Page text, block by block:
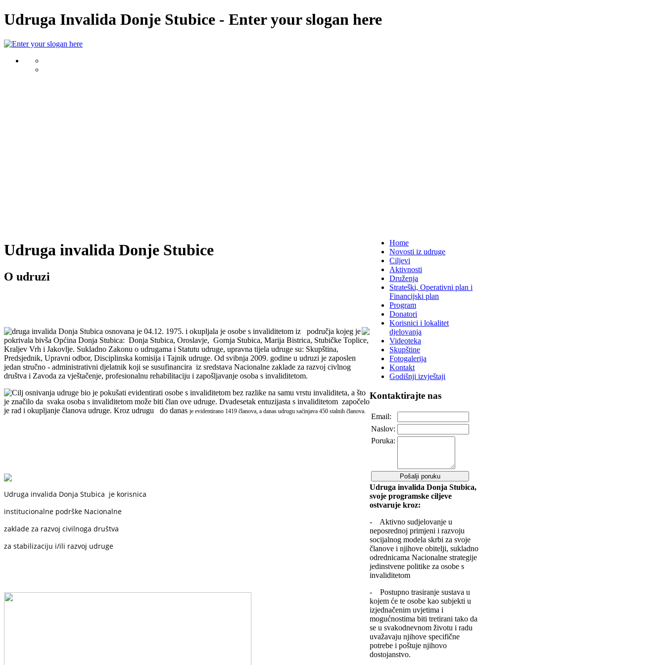
Udruga Invalida Donje Stubice - Enter your slogan here
Udruga invalida Donje Stubice
O udruzi
druga invalida Donja Stubica osnovana je 04.12. 1975. i okupljala je osobe s invaliditetom iz područja kojeg je
pokrivala bivša Općina Donja Stubica: Donja Stubica, Oroslavje, Gornja Stubica, Marija Bistrica, Stubičke Toplice,
Kraljev Vrh i Jakovlje. Sukladno Zakonu o udrugama i Statutu udruge, upravna tijela udruge su: Skupština,
Predsjednik, Upravni odbor, Disciplinska komisija i Tajnik udruge. Od svibnja 2009. godine u udruzi je zaposlen
jedan stručno - administrativni djelatnik koji se susufinancira iz sredstava Nacionalne zaklade za razvoj civlnog
društva i Zavoda za vještačenje, profesionalnu rehabilitaciju i zapošljavanje osoba s invaliditetom.
Cilj osnivanja udruge bio je pokušati evidentirati osobe s invaliditetom bez razlike na samu vrstu invaliditeta, a što
je značilo da svaka osoba s invaliditetom može biti član ove udruge. Dvadesetak entuzijasta s invaliditetom započelo
je rad i okupljanje članova udruge. Kroz udrugu do danas je evidentirano 1419 članova, a danas udrugu saćinjava 450 stalnih članova.
Udruga invalida Donja Stubica je korisnica
institucionalne podrške Nacionalne
zaklade za razvoj civilnoga društva
za stabilizaciju i/ili razvoj udruge
Home
Novosti iz udruge
Ciljevi
Aktivnosti
Druženja
Strateški, Operativni plan i
Financijski plan
Program
Donatori
Korisnici i lokalitet
djelovanja
Videoteka
Skupštine
Fotogalerija
Kontakt
Godišnji izvještaji
Kontaktirajte nas
Email:
Naslov:
Poruka:
Udruga invalida Donja Stubica,
svoje programske ciljeve
ostvaruje kroz:
- Aktivno sudjelovanje u
neposrednoj primjeni i razvoju
socijalnog modela skrbi za svoje
članove i njihove obitelji, sukladno
odrednicama Nacionalne strategije
jedinstvene politike za osobe s
invaliditetom
- Postupno trasiranje sustava u
kojem će te osobe kao subjekti u
izjednačenim uvjetima i
mogućnostima biti tretirani tako da
se u svakodnevnom životu i radu
uvažavaju njihove specifične
potrebe i poštuje njihovo
dostojanstvo.